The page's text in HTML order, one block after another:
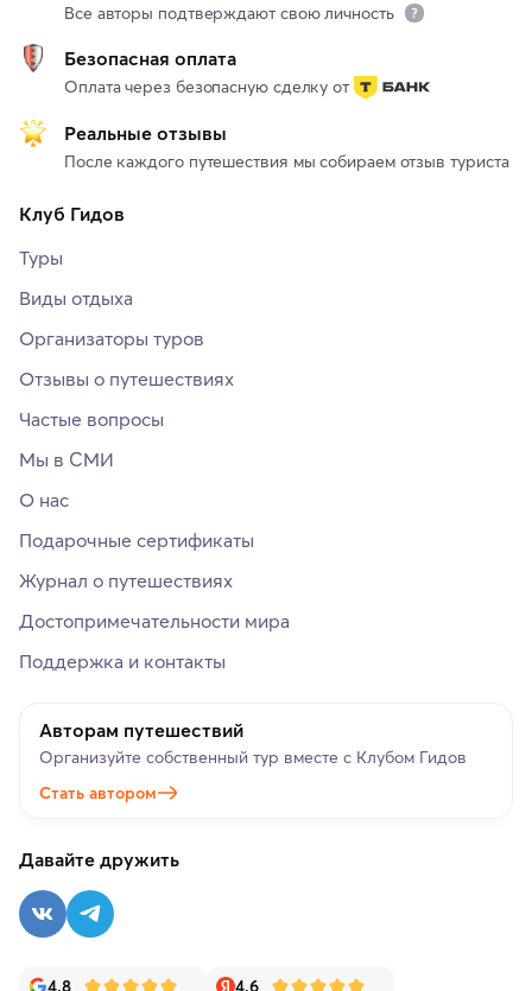
Все авторы подтверждают свою личность
Безопасная оплата
Оплата через безопасную сделку от
Реальные отзывы
После каждого путешествия мы собираем отзыв туриста
Клуб Гидов
Туры
Виды отдыха
Организаторы туров
Отзывы о путешествиях
Частые вопросы
Мы в СМИ
О нас
Подарочные сертификаты
Журнал о путешествиях
Достопримечательности мира
Поддержка и контакты
Авторам путешествий
Организуйте собственный тур вместе с Клубом Гидов
Стать автором
Давайте дружить
4.8 4.6